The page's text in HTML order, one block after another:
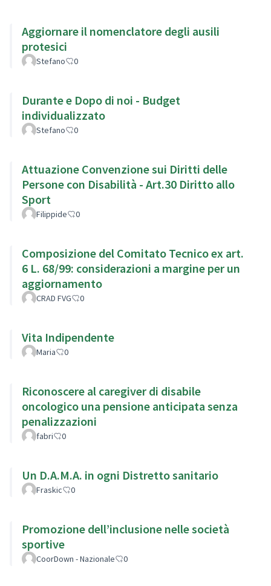
Aggiornare il nomenclatore degli ausili
protesici
Stefano 0
Durante e Dopo di noi - Budget
individualizzato
Stefano 0
Attuazione Convenzione sui Diritti delle
Persone con Disabilità - Art.30 Diritto allo
Sport
Filippide 0
Composizione del Comitato Tecnico ex art.
6 L. 68/99: considerazioni a margine per un
aggiornamento
CRAD FVG 0
Vita Indipendente
Maria 0
Riconoscere al caregiver di disabile
oncologico una pensione anticipata senza
penalizzazioni
fabri 0
Un D.A.M.A. in ogni Distretto sanitario
Fraskic 0
Promozione dell’inclusione nelle società
sportive
CoorDown - Nazionale 0